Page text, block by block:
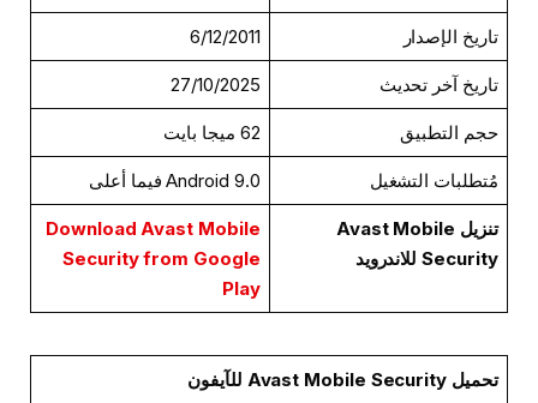
تاريخ الإصدار 6/12/2011
تاريخ آخر تحديث 27/10/2025
حجم التطبيق 62 ميجا بايت
مُتطلبات التشغيل Android 9.0 فيما أعلى
تنزيل Avast Mobile
Security للاندرويد
Download Avast Mobile
Security from Google
Play
تحميل Avast Mobile Security للآيفون